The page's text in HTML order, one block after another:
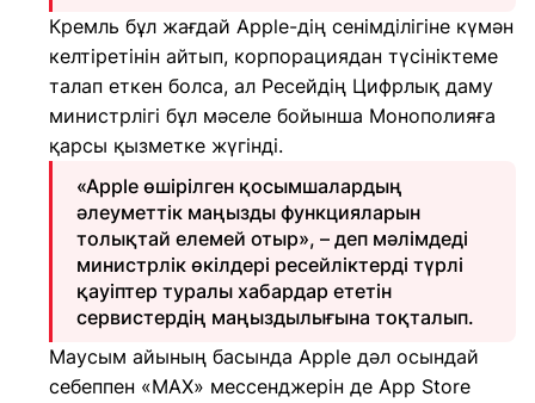
Кремль бұл жағдай Apple-дің сенімділігіне күмән
келтіретінін айтып, корпорациядан түсініктеме
талап еткен болса, ал Ресейдің Цифрлық даму
министрлігі бұл мәселе бойынша Монополияға
қарсы қызметке жүгінді.
«Apple өшірілген қосымшалардың
әлеуметтік маңызды функцияларын
толықтай елемей отыр», – деп мәлімдеді
министрлік өкілдері ресейліктерді түрлі
қауіптер туралы хабардар ететін
сервистердің маңыздылығына тоқталып.
Маусым айының басында Apple дәл осындай
себеппен «MAX» мессенджерін де App Store